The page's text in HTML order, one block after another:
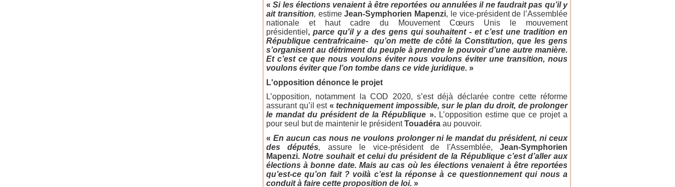
«Si les élections venaient à être reportées ou annulées il ne faudrait pas qu’il y
ait transition, estimeJean-Symphorien Mapenzi, le vice-président de l’Assemblée
nationale et haut cadre du Mouvement Cœurs Unis le mouvement
présidentiel , parce qu'il y a des gens qui souhaitent - et c’est une tradition en
République centrafricaine- qu’on mette de côté la Constitution, que les gens
s’organisent au détriment du peuple à prendre le pouvoir d’une autre manière.
Et c’est ce que nous voulons éviter nous voulons éviter une transition, nous
voulons éviter que l’on tombe dans ce vide juridique. »
L'opposition dénonce le projet
L’opposition, notamment la COD 2020, s’est déjà déclarée contre cette réforme
assurant qu’il est « techniquement impossible, sur le plan du droit, de prolonger
le mandat du président de la République ».L’opposition estime que ce projet a
pour seul but de maintenir le présidentTouadéra au pouvoir.
« En aucun cas nous ne voulons prolonger ni le mandat du président, ni ceux
des députés, assure le vice-président de l'Assemblée,Jean-Symphorien
Mapenzi.Notre souhait et celui du président de la République c’est d’aller aux
élections à bonne date. Mais au cas où les élections venaient à être reportées
qu’est-ce qu’on fait ? voilà c’est la réponse à ce questionnement qui nous a
conduit à faire cette proposition de loi. »